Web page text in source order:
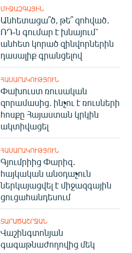
ՄԻՋԱԶԳԱՅԻՆ
Անհետացա՞ծ, թե՞ զոհված․
ՌԴ-ն գումար է խնայում՝
անհետ կորած զինվորներին
դասալիք գրանցելով
ՀԱՍԱՐԱԿՈՒԹՅՈՒՆ
Փախուստ ռուսական
զորամասից. ինչու է ռուսների
հոսքը Հայաստան կրկին
ակտիվացել
ՀԱՍԱՐԱԿՈՒԹՅՈՒՆ
Գյումրիից Փարիզ․
հայկական անօդաչուն
ներկայացվել է միջազգային
ցուցահանդեսում
ՏԱՐԱԾԱՇՐՋԱՆ
Վաշինգտոնյան
գագաթնաժողովից մեկ